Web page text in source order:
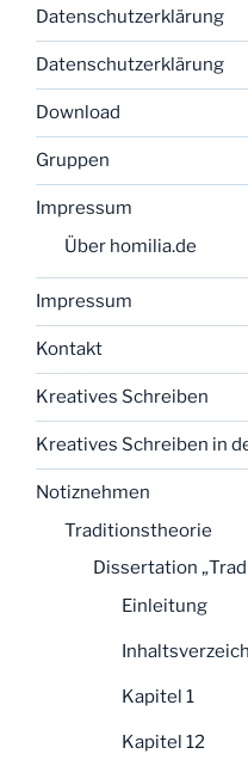
Datenschutzerklärung
Datenschutzerklärung
Download
Gruppen
Impressum
Über homilia.de
Impressum
Kontakt
Kreatives Schreiben
Kreatives Schreiben in
Notiznehmen
Traditionstheorie
Dissertation
Einleitung
Kapitel 1
Kapitel 12